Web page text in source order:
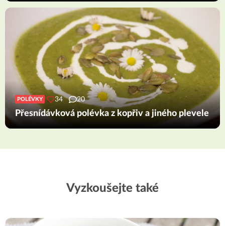
POLÉVKY 34 20
Přesnídávková polévka z kopřiv a jiného plevele
Vyzkoušejte také